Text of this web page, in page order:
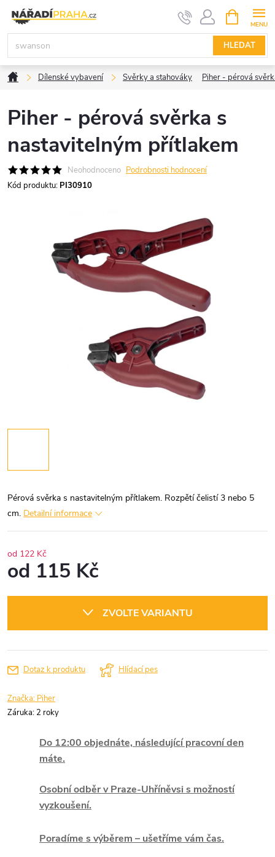
obsah
HLEDAT
NÁKUPNÍ
KOŠÍK
DomůDílenské vybavení Svěrky a stahováky Piher - pérová
Piher - pérová svěrka s
nastavitelným přítlakem
Neohodnoceno Podrobnosti hodnocení
Kód produktu: PI30910
Pérová svěrka s nastavitelným přítlakem. Rozpětí čelistí 3 nebo 5
cm. Detailní informace
od 122 Kč
od 115 Kč
ZVOLTE VARIANTU
Dotaz k produktu Hlídací pes
Značka: Piher
Záruka: 2 roky
Do 12:00 objednáte, následující pracovní den
máte.
Osobní odběr v Praze-Uhříněvsi s možností
vyzkoušení.
Poradíme s výběrem – ušetříme vám čas.